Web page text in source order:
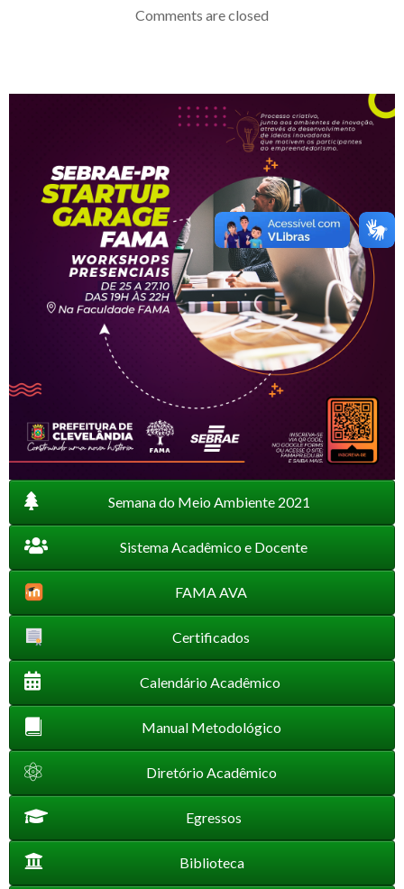
de
Comments are closed
Semana do Meio Ambiente 2021
Sistema Acadêmico e Docente
FAMA AVA
Certificados
Calendário Acadêmico
Manual Metodológico
Diretório Acadêmico
Egressos
Biblioteca